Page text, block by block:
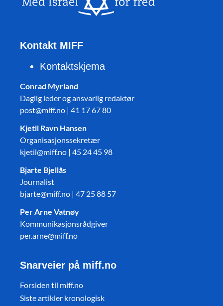
Kontakt MIFF
Kontaktskjema
Conrad Myrland
Daglig leder og ansvarlig redaktør
post@miff.no | 41 17 67 80
Kjetil Ravn Hansen
Organisasjonssekretær
kjetil@miff.no | 45 24 45 98
Bjarte Bjellås
Journalist
bjarte@miff.no | 47 25 88 57
Per Arne Vatnøy
Kommunikasjonsrådgiver
per.arne@miff.no
Snarveier på miff.no
Forsiden til miff.no
Siste artikler kronologisk